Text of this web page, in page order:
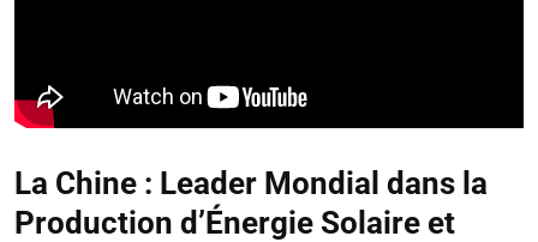
La Chine : Leader Mondial dans la
Production d’Énergie Solaire et